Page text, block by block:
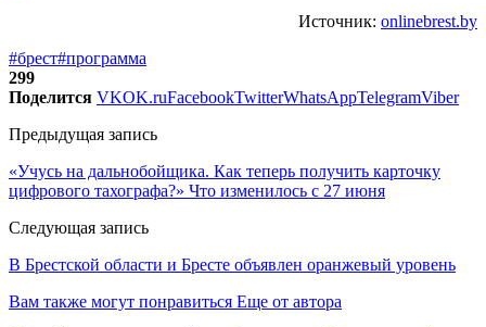
Источник: onlinebrest.by
#брест#программа
299
Поделится VKOK.ruFacebookTwitterWhatsAppTelegramViber
Предыдущая запись
«Учусь на дальнобойщика. Как теперь получить карточку
цифрового тахографа?» Что изменилось с 27 июня
Следующая запись
В Брестской области и Бресте объявлен оранжевый уровень
Вам также могут понравиться Еще от автора